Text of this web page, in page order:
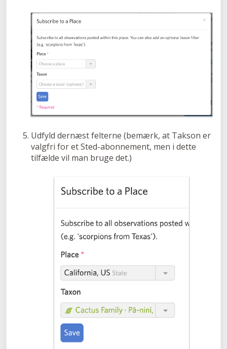
Udfyld dernæst felterne (bemærk, at Takson er
valgfri for et Sted-abonnement, men i dette
tilfælde vil man bruge det.)